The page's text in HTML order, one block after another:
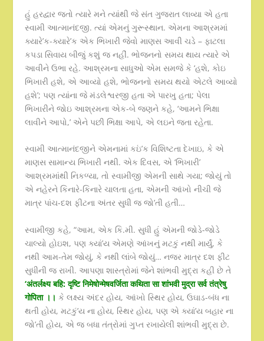
હું હરદ્વાર જતો ત્યારે મને ત્યાંથી જે સંત ગુજરાત લાવ્યા એ હતા
સ્વામી આત્માનંદજી. ત્યાં એમનું ગુરૂસ્થાન. એમના આશ્રમમાં
ક્યારે’ક-ક્યારે’ક એક ભિખારી જેવો માણસ આવી ચડે – ફાટલા
કપડા સિવાય બીજું કશું જ નહીં. ભોજનનો સમય થાય ત્યારે એ
આવીને ઉભા રહે. આશ્રમના સાધુઓ એમ સમજે કે ‘હશે, કોઇ
ભિખારી હશે, એ આવ્યો હશે, ભોજનનો સમય થયો એટલે આવ્યો
હશે’; પણ ત્યાંના જે મંડલેશ્વરજી હતા એ પારખુ હતા; પેલા
ભિખારીને જોઇ આશ્રમના એક-બે જણને કહે, ‘આમને ભિક્ષા
લાવીને આપો,’ એને પછી ભિક્ષા આપે, એ લઇને જતા રહેતા.
સ્વામી આત્માનંદજીને એમનામાં કઇં’ક વિશિષ્ટતા દેખાઇ, કે એ
માણસ સામાન્ય ભિખારી નથી. એક દિવસ, એ ‘ભિખારી’
આશ્રમમાંથી નિકળ્યા, તો સ્વામીજી એમની સાથે ગયા; જોયું તો
એ નહેરને કિનારે-કિનારે ચાલતા હતા, એમની આંખો નીચી જે
માત્ર પાંચ-દશ ફીટના અંતર સુધી જ જો’તી હતી…
સ્વામીજી કહે, “આમ, એક કિ.મી. સુધી હું એમની જોડે-જોડે
ચાલ્યો હોઇશ, પણ ક્યાં’ય એમણે આંખનું મટકું નથી માર્યું, કે
નથી આમ-તેમ જોયું, કે નથી લાંબે જોયું… નજર માત્ર દશ ફીટ
સુધીની જ રાખી. આપણા શાસ્ત્રોમાં જેને શાંભવી મુદ્રા કહી છે તે
‘अंतर्लक्ष्य बहि: दृष्टि निमेषोन्मेषवर्जिता कथिता सा शांभवी मुद्रा सर्व तंत्रेषु
गोपिता ।। કે લક્ષ્ય અંદર હોય, આંખો સ્થિર હોય, ઉઘાડ-બંધ ના
થતી હોય, મટકું’ય ના હોય, સ્થિર હોય, પણ એ ક્યાં’ય બહાર ના
જો’તી હોય, એ જ બધા તંત્રોમાં ગુપ્ત રખાયેલી શાંભવી મુદ્રા છે.